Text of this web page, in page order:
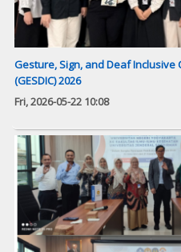
Gesture, Sign, and Deaf Inclusive
(GESDIC) 2026
Fri, 2026-05-22 10:08